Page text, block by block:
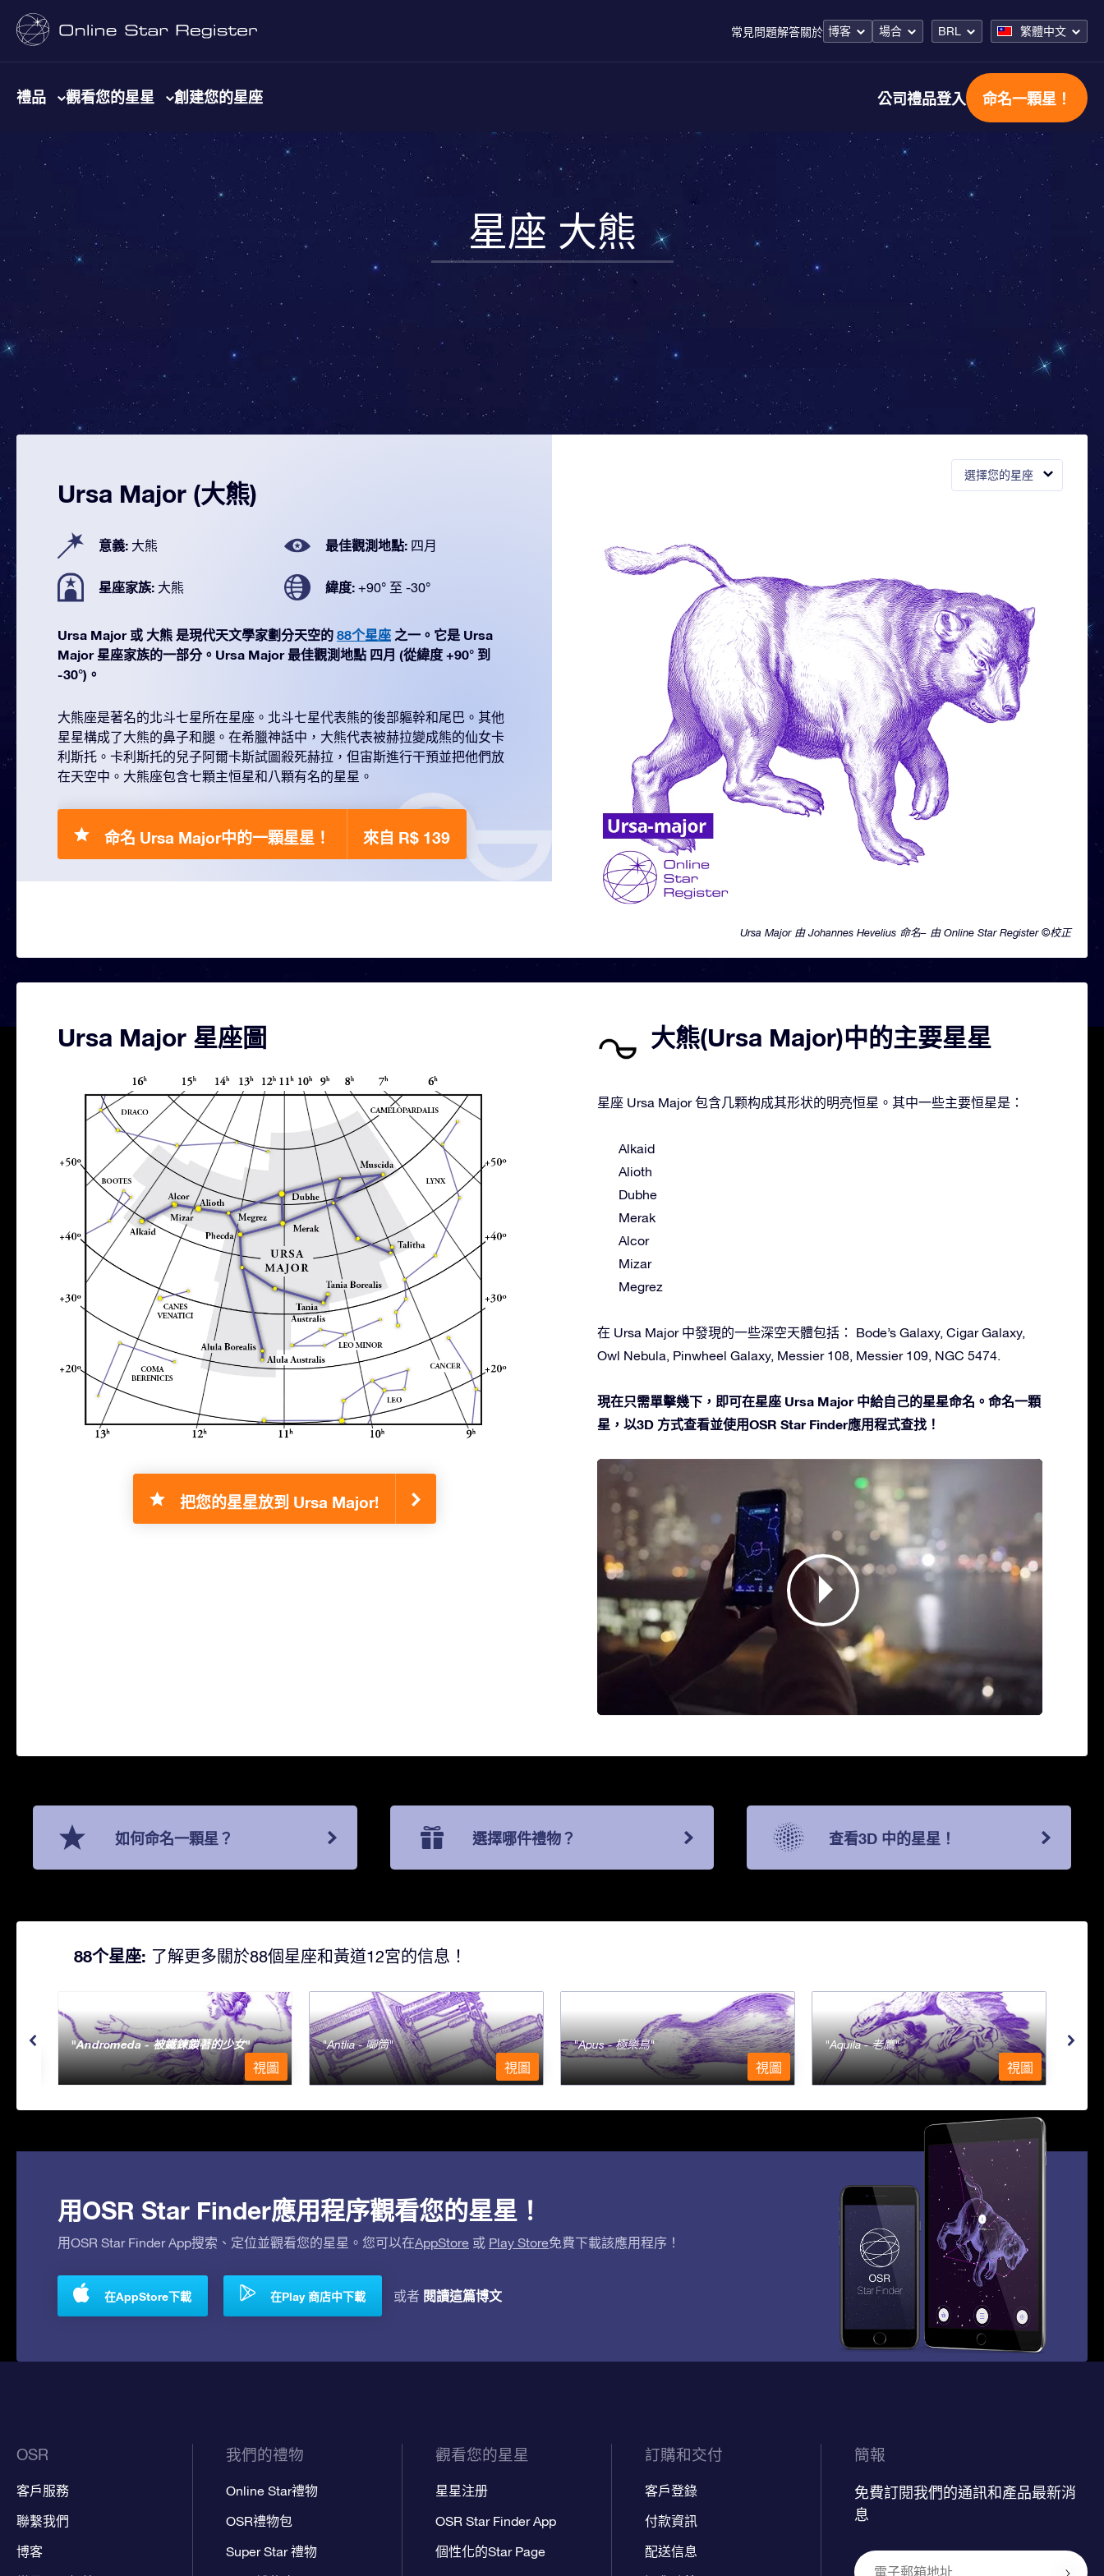
常見問題解答關於 博客 場合 BRL 繁體中文
禮品 觀看您的星星 創建您的星座 公司禮品登入 命名一顆星！
星座 大熊
選擇您的星座
Ursa Major 由 Johannes Hevelius 命名– 由 Online Star Register ©校正
Ursa Major (大熊)
意義: 大熊 最佳觀測地點: 四月
星座家族: 大熊 緯度: +90° 至 -30°
Ursa Major 或 大熊 是現代天文學家劃分天空的 88个星座 之一。它是 Ursa
Major 星座家族的一部分。Ursa Major 最佳觀測地點 四月 (從緯度 +90° 到
-30°)。
大熊座是著名的北斗七星所在星座。北斗七星代表熊的後部軀幹和尾巴。其他
星星構成了大熊的鼻子和腿。在希臘神話中，大熊代表被赫拉變成熊的仙女卡
利斯托。卡利斯托的兒子阿爾卡斯試圖殺死赫拉，但宙斯進行干預並把他們放
在天空中。大熊座包含七顆主恒星和八顆有名的星星。
命名 Ursa Major中的一顆星星！ 來自 R$ 139
Ursa Major 星座圖
把您的星星放到 Ursa Major!
大熊(Ursa Major)中的主要星星
星座 Ursa Major 包含几颗构成其形状的明亮恒星。其中一些主要恒星是：
Alkaid
Alioth
Dubhe
Merak
Alcor
Mizar
Megrez
在 Ursa Major 中發現的一些深空天體包括： Bode’s Galaxy, Cigar Galaxy,
Owl Nebula, Pinwheel Galaxy, Messier 108, Messier 109, NGC 5474.
現在只需單擊幾下，即可在星座 Ursa Major 中給自己的星星命名。命名一顆
星，以3D 方式查看並使用OSR Star Finder應用程式查找！
如何命名一顆星？ 選擇哪件禮物？ 查看3D 中的星星！
88个星座: 了解更多關於88個星座和黃道12宮的信息！
Andromeda - 被鐵鍊鎖著的少女
視圖
Antlia - 唧筒
視圖
Apus - 極樂鳥
視圖
Aquila - 老鷹
視圖
用OSR Star Finder應用程序觀看您的星星！
用OSR Star Finder App搜索、定位並觀看您的星星。您可以在AppStore 或 Play Store免費下載該應用程序！
在AppStore下載 在Play 商店中下載 或者 閱讀這篇博文
OSR
客戶服務
聯繫我們
博客
我們的禮物
Online Star禮物
OSR禮物包
Super Star 禮物
觀看您的星星
星星注册
OSR Star Finder App
個性化的Star Page
訂購和交付
客戶登錄
付款資訊
配送信息
簡報
免費訂閱我們的通訊和產品最新消
息